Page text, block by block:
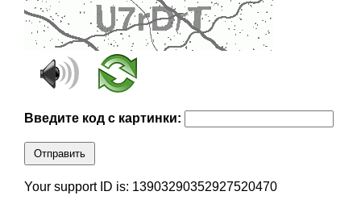
Введите код с картинки:
Отправить
Your support ID is: 13903290352927520470